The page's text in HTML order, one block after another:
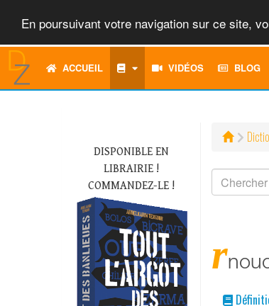
En poursuivant votre navigation sur ce site,
ACCUEIL VIDÉOS BLOG
DISPONIBLE EN
LIBRAIRIE !
COMMANDEZ-LE !
r